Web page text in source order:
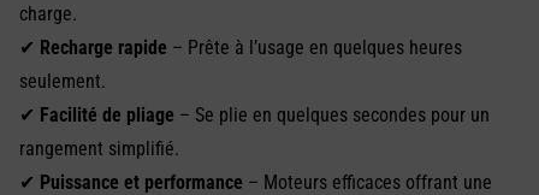
charge.
✔ Recharge rapide – Prête à l’usage en quelques heures
seulement.
✔ Facilité de pliage – Se plie en quelques secondes pour un
rangement simplifié.
✔ Puissance et performance – Moteurs efficaces offrant une